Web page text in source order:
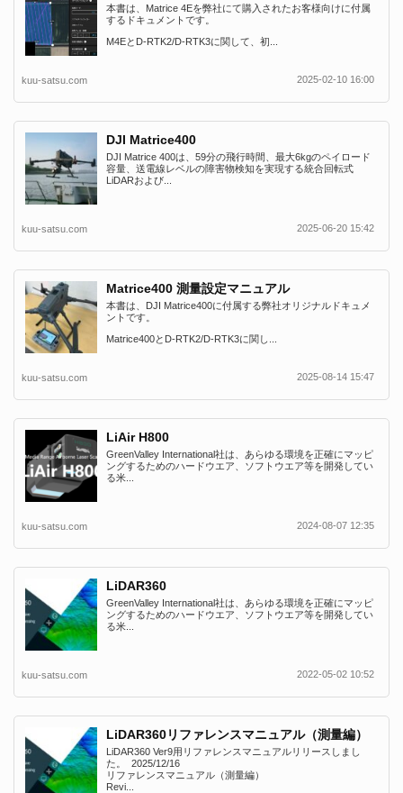
本書は、Matrice 4Eを弊社にて購入されたお客様向けに付属
するドキュメントです。
M4EとD-RTK2/D-RTK3に関して、初...
kuu-satsu.com 2025-02-10 16:00
DJI Matrice400
DJI Matrice 400は、59分の飛行時間、最大6kgのペイロード
容量、送電線レベルの障害物検知を実現する統合回転式
LiDARおよび...
kuu-satsu.com 2025-06-20 15:42
Matrice400 測量設定マニュアル
本書は、DJI Matrice400に付属する弊社オリジナルドキュメ
ントです。
Matrice400とD-RTK2/D-RTK3に関し...
kuu-satsu.com 2025-08-14 15:47
LiAir H800
GreenValley International社は、あらゆる環境を正確にマッピ
ングするためのハードウエア、ソフトウエア等を開発してい
る米...
kuu-satsu.com 2024-08-07 12:35
LiDAR360
GreenValley International社は、あらゆる環境を正確にマッピ
ングするためのハードウエア、ソフトウエア等を開発してい
る米...
kuu-satsu.com 2022-05-02 10:52
LiDAR360リファレンスマニュアル（測量編）
LiDAR360 Ver9用リファレンスマニュアルリリースしまし
た。 2025/12/16
リファレンスマニュアル（測量編）
Revi...